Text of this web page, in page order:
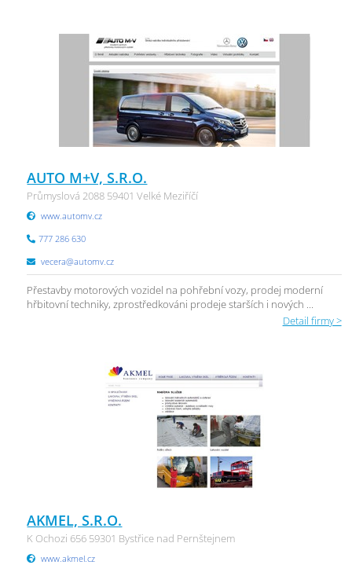
AUTO M+V, S.R.O.
Průmyslová 2088 59401 Velké Meziříčí
www.automv.cz
777 286 630
vecera@automv.cz
Přestavby motorových vozidel na pohřební vozy, prodej moderní
hřbitovní techniky, zprostředkováni prodeje starších i nových ...
Detail firmy >
AKMEL, S.R.O.
K Ochozi 656 59301 Bystřice nad Pernštejnem
www.akmel.cz